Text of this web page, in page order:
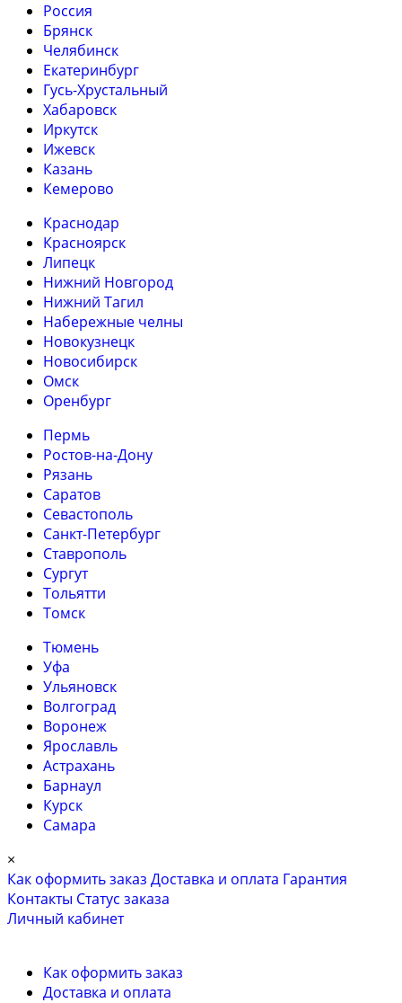
Россия
Брянск
Челябинск
Екатеринбург
Гусь-Хрустальный
Хабаровск
Иркутск
Ижевск
Казань
Кемерово
Краснодар
Красноярск
Липецк
Нижний Новгород
Нижний Тагил
Набережные челны
Новокузнецк
Новосибирск
Омск
Оренбург
Пермь
Ростов-на-Дону
Рязань
Саратов
Севастополь
Санкт-Петербург
Ставрополь
Сургут
Тольятти
Томск
Тюмень
Уфа
Ульяновск
Волгоград
Воронеж
Ярославль
Астрахань
Барнаул
Курск
Самара
×
Как оформить заказ Доставка и оплата Гарантия
Контакты Cтатус заказа
Личный кабинет
Как оформить заказ
Доставка и оплата